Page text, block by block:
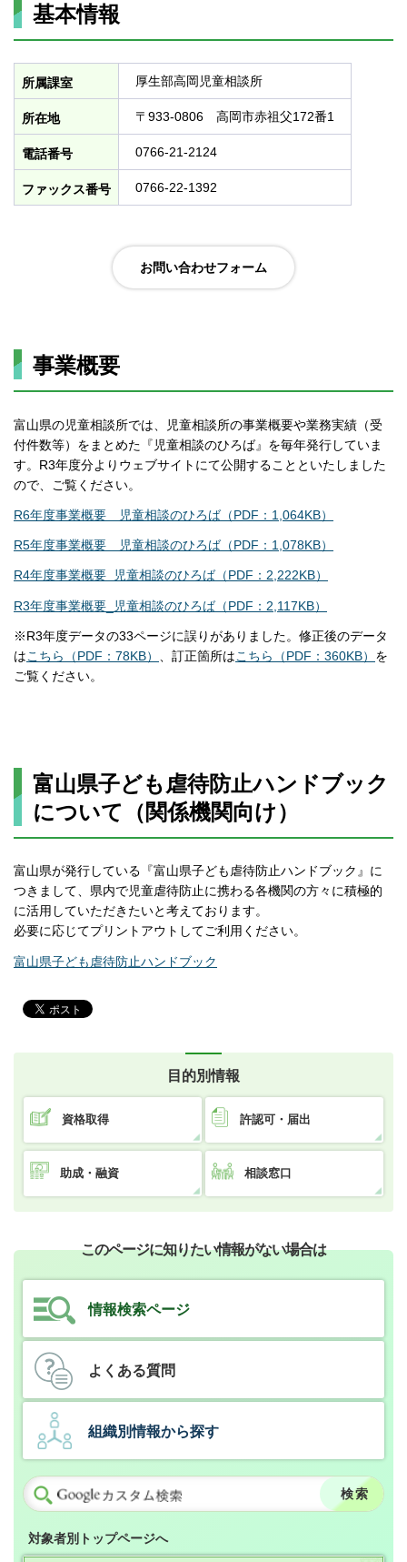
基本情報
所属課室 厚生部高岡児童相談所
所在地 〒933-0806 高岡市赤祖父172番1
電話番号 0766-21-2124
ファックス番号 0766-22-1392
事業概要
富山県の児童相談所では、児童相談所の事業概要や業務実績（受
付件数等）をまとめた『児童相談のひろば』を毎年発行していま
す。R3年度分よりウェブサイトにて公開することといたしました
ので、ご覧ください。
R6年度事業概要 児童相談のひろば（PDF：1,064KB）
R5年度事業概要 児童相談のひろば（PDF：1,078KB）
R4年度事業概要 児童相談のひろば（PDF：2,222KB）
R3年度事業概要_児童相談のひろば（PDF：2,117KB）
※R3年度データの33ページに誤りがありました。修正後のデータ
はこちら（PDF：78KB） 、訂正箇所はこちら（PDF：360KB） を
ご覧ください。
富山県子ども虐待防止ハンドブック
について（関係機関向け）
富山県が発行している『富山県子ども虐待防止ハンドブック』に
つきまして、県内で児童虐待防止に携わる各機関の方々に積極的
に活用していただきたいと考えております。
必要に応じてプリントアウトしてご利用ください。
富山県子ども虐待防止ハンドブック
目的別情報
資格取得 許認可・届出
助成・融資 相談窓口
このページに知りたい情報がない場合は
情報検索ページ
よくある質問
組織別情報から探す
対象者別トップページへ